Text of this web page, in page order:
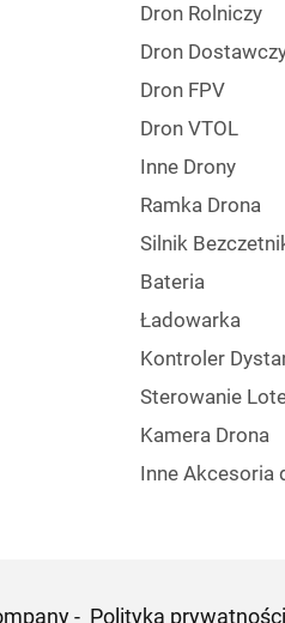
Dron Rolniczy
Dron
Dron FPV
Dron VTOL
Inne Drony
Ramka Drona
Silnik
Bateria
Ładowarka
Kontroler
Sterowanie
Kamera Drona
Inne Akcesoria
- Polityka prywatności